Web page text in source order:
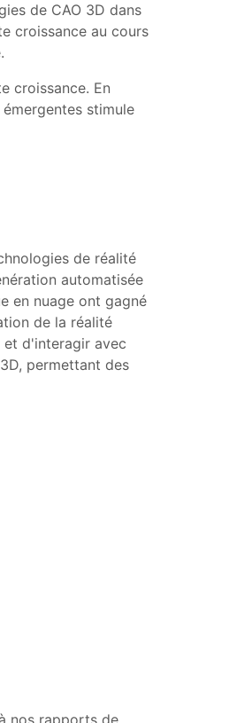
de CAO 3D dans
croissance au cours
croissance. En
stimule
de réalité
automatisée
en nuage ont gagné
de la réalité
et d'interagir avec
permettant des
nos rapports de